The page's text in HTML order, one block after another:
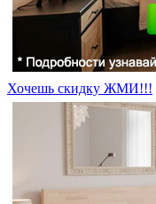
Хочешь скидку ЖМИ!!!